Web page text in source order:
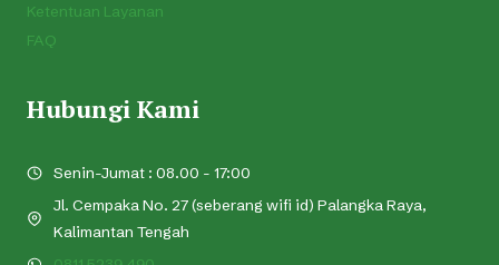
Ketentuan Layanan
FAQ
Hubungi Kami
Senin-Jumat : 08.00 - 17:00
Jl. Cempaka No. 27 (seberang wifi id) Palangka Raya,
Kalimantan Tengah